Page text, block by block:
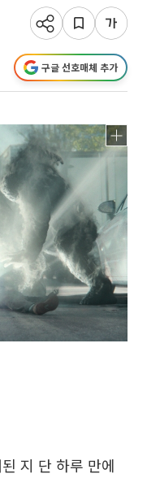
구글 선호매체 추가
지 단 하루 만에